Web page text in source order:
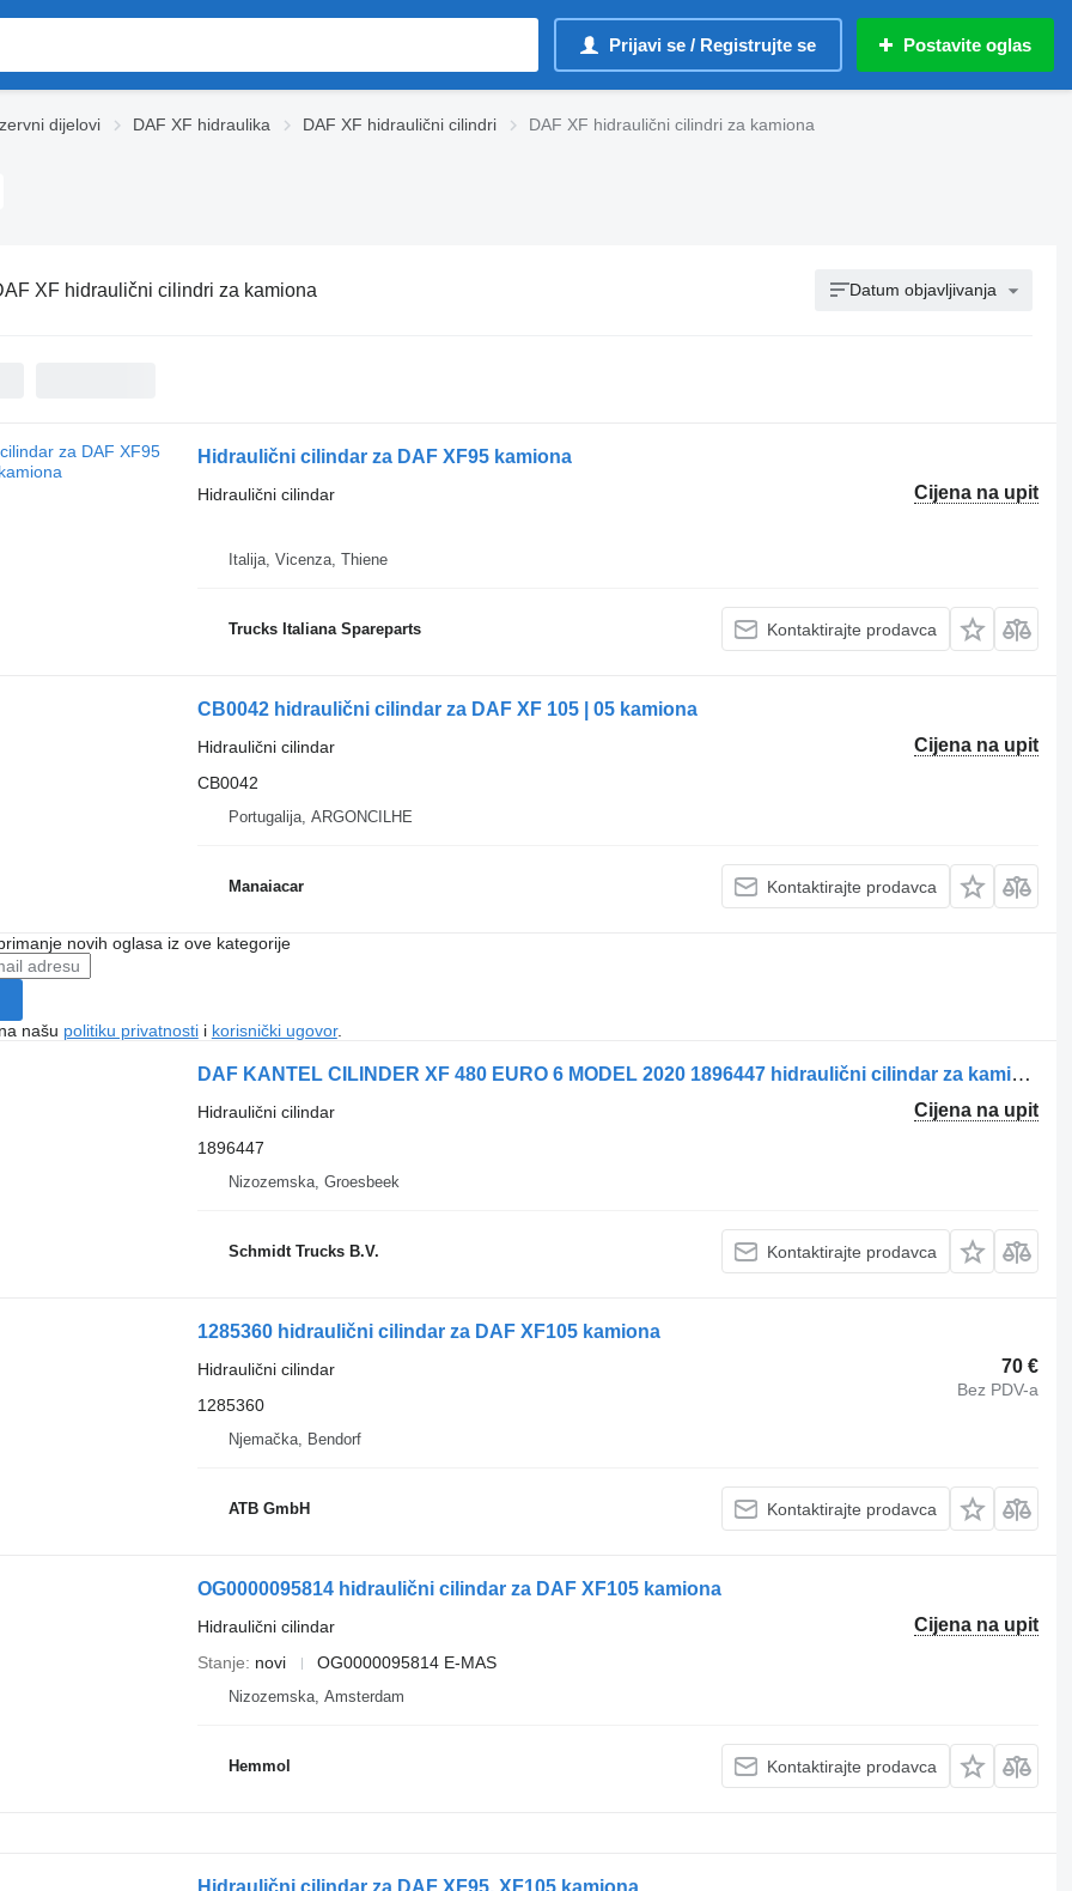
Prijavi se / Registrujte se Postavite oglas
dijelovi DAF XF hidraulika DAF XF hidraulični cilindri DAF XF hidraulični cilindri za kamiona
XF hidraulični cilindri za kamiona Datum objavljivanja
Hidraulični cilindar za DAF XF95 kamiona
Cijena na upit
Hidraulični cilindar
Italija, Vicenza, Thiene
Trucks Italiana Spareparts Kontaktirajte prodavca
CB0042 hidraulični cilindar za DAF XF 105 | 05 kamiona
Cijena na upit
Hidraulični cilindar
CB0042
Portugalija, ARGONCILHE
Manaiacar Kontaktirajte prodavca
novih oglasa iz ove kategorije
našu politiku privatnostii korisnički ugovor.
DAF KANTEL CILINDER XF 480 EURO 6 MODEL 2020 1896447 hidraulični cilindar za kamiona
Cijena na upit
Hidraulični cilindar
1896447
Nizozemska, Groesbeek
Schmidt Trucks B.V. Kontaktirajte prodavca
1285360 hidraulični cilindar za DAF XF105 kamiona
70 €
Bez PDV-a
Hidraulični cilindar
1285360
Njemačka, Bendorf
ATB GmbH Kontaktirajte prodavca
OG0000095814 hidraulični cilindar za DAF XF105 kamiona
Cijena na upit
Hidraulični cilindar
Stanje
novi OG0000095814 E-MAS
Nizozemska, Amsterdam
Hemmol Kontaktirajte prodavca
Hidraulični cilindar za DAF XF95, XF105 kamiona